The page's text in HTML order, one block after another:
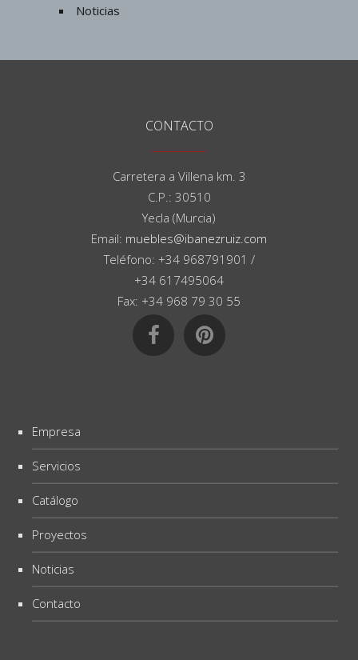
Noticias
CONTACTO
Carretera a Villena km. 3
C.P.: 30510
Yecla (Murcia)
Email: muebles@ibanezruiz.com
Teléfono: +34 968791901 /
+34 617495064
Fax: +34 968 79 30 55
Empresa
Servicios
Catálogo
Proyectos
Noticias
Contacto